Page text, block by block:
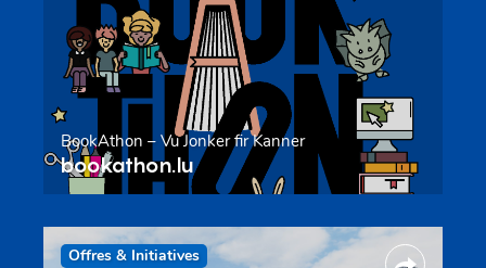
BookAthon – Vu Jonker fir Kanner
bookathon.lu
Offres & Initiatives